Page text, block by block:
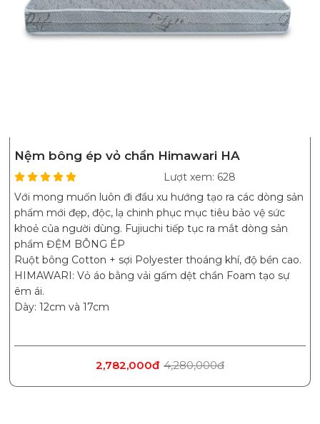
Nệm bông ép vỏ chần Himawari HA
Lượt xem: 628
Với mong muốn luôn đi đầu xu hướng tạo ra các dòng sản
phẩm mới đẹp, độc, lạ chinh phục mục tiêu bảo vệ sức
khoẻ của người dùng. Fujiuchi tiếp tục ra mắt dòng sản
phẩm ĐỆM BÔNG ÉP
Ruột bông Cotton + sợi Polyester thoáng khí, độ bền cao.
HIMAWARI: Vỏ áo bằng vải gấm dệt chần Foam tạo sự
êm ái.
Dày: 12cm và 17cm
2,782,000đ 4,280,000đ